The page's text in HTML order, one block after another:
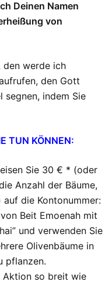
Deinen Namen
von
den werde ich
den Gott
segnen, indem Sie
TUN KÖNNEN:
Sie 30 € * (oder
Anzahl der Bäume,
die Kontonummer:
Beit Emoenah mit
und verwenden Sie
Olivenbäume in
pflanzen.
Aktion so breit wie